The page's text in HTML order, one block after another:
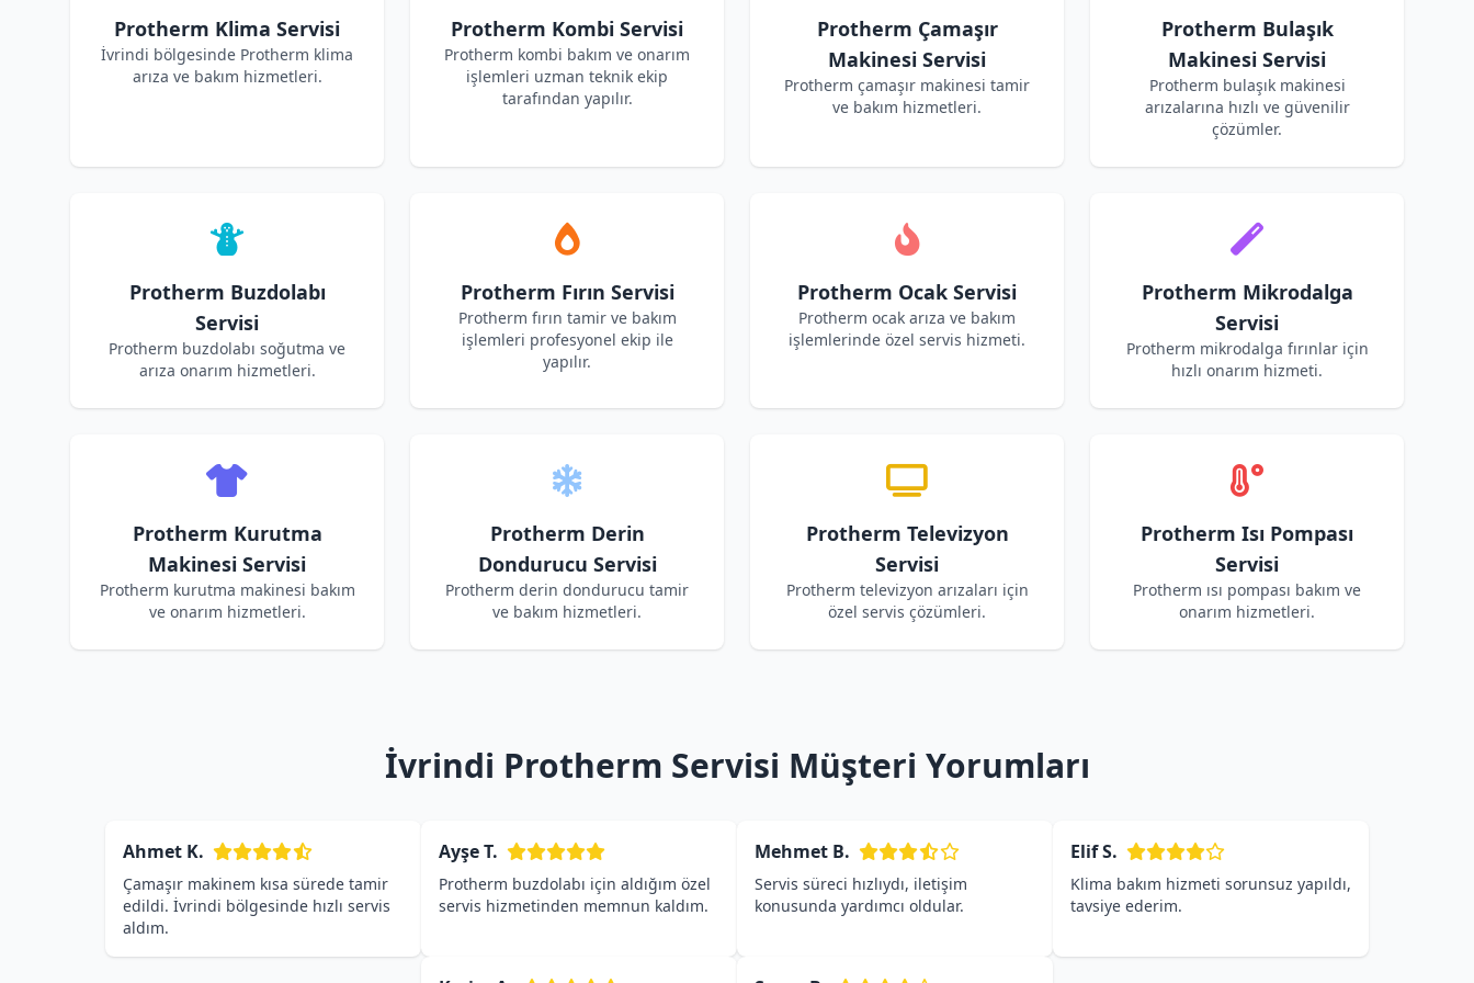
Protherm Klima Servisi
İvrindi bölgesinde Protherm klima
arıza ve bakım hizmetleri.
Protherm Kombi Servisi
Protherm kombi bakım ve onarım
işlemleri uzman teknik ekip
tarafından yapılır.
Protherm Çamaşır
Makinesi Servisi
Protherm çamaşır makinesi tamir
ve bakım hizmetleri.
Protherm Bulaşık
Makinesi Servisi
Protherm bulaşık makinesi
arızalarına hızlı ve güvenilir
çözümler.
Protherm Buzdolabı
Servisi
Protherm buzdolabı soğutma ve
arıza onarım hizmetleri.
Protherm Fırın Servisi
Protherm fırın tamir ve bakım
işlemleri profesyonel ekip ile
yapılır.
Protherm Ocak Servisi
Protherm ocak arıza ve bakım
işlemlerinde özel servis hizmeti.
Protherm Mikrodalga
Servisi
Protherm mikrodalga fırınlar için
hızlı onarım hizmeti.
Protherm Kurutma
Makinesi Servisi
Protherm kurutma makinesi bakım
ve onarım hizmetleri.
Protherm Derin
Dondurucu Servisi
Protherm derin dondurucu tamir
ve bakım hizmetleri.
Protherm Televizyon
Servisi
Protherm televizyon arızaları için
özel servis çözümleri.
Protherm Isı Pompası
Servisi
Protherm ısı pompası bakım ve
onarım hizmetleri.
İvrindi Protherm Servisi Müşteri Yorumları
Ahmet K.
Çamaşır makinem kısa sürede tamir
edildi. İvrindi bölgesinde hızlı servis
aldım.
Ayşe T.
Protherm buzdolabı için aldığım özel
servis hizmetinden memnun kaldım.
Mehmet B.
Servis süreci hızlıydı, iletişim
konusunda yardımcı oldular.
Elif S.
Klima bakım hizmeti sorunsuz yapıldı,
tavsiye ederim.